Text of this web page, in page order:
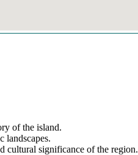
of the island.
landscapes.
cultural significance of the region.